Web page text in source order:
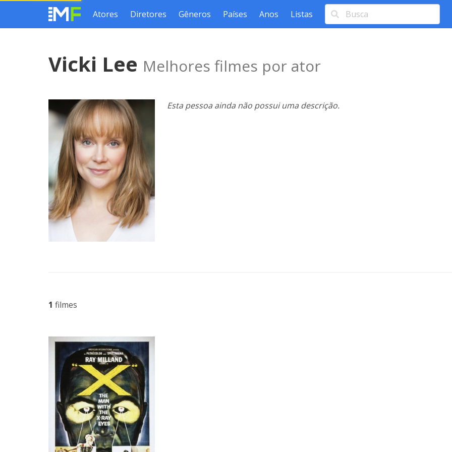
Atores Diretores Gêneros Países Anos Listas
Vicki Lee Melhores filmes por ator
Esta pessoa ainda não possui uma descrição.
1 filmes